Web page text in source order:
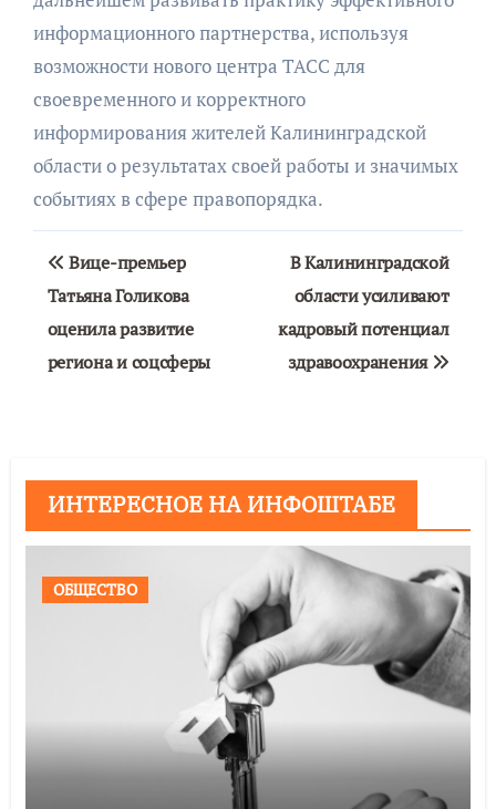
информационного партнерства, используя
возможности нового центра ТАСС для
своевременного и корректного
информирования жителей Калининградской
области о результатах своей работы и значимых
событиях в сфере правопорядка.
Навигация
по
записям
Вице-премьер
Татьяна Голикова
оценила развитие
региона и соцсферы
В Калининградской
области усиливают
кадровый потенциал
здравоохранения
ИНТЕРЕСНОЕ НА ИНФОШТАБЕ
ОБЩЕСТВО